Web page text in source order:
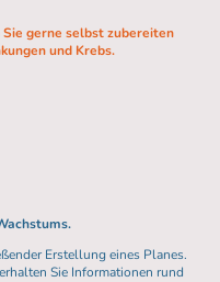
gerne selbst zubereiten
und Krebs.
Erstellung eines Planes.
Sie Informationen rund